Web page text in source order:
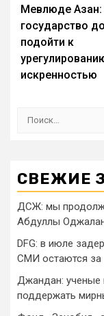
Мевлюде Азан:
государство
подойти к
искренностью
СВЕЖИЕ
ДСЖ: мы
Абдуллы
DFG: в июле
СМИ остаются за
Джандан: ученые
поддержать